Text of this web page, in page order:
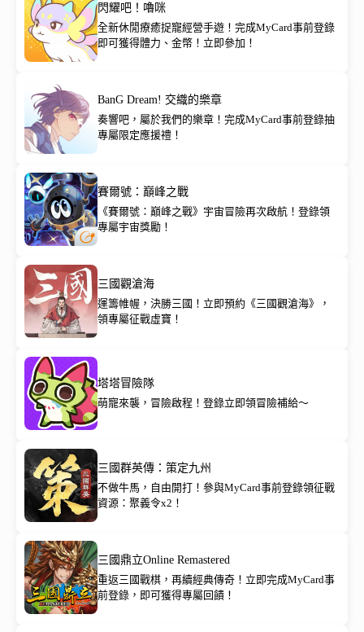
閃耀吧！嚕咪
全新休閒療癒捉寵經營手遊！完成MyCard事前登錄
即可獲得體力、金幣！立即參加！
BanG Dream! 交織的樂章
奏響吧，屬於我們的樂章！完成MyCard事前登錄抽
專屬限定應援禮！
賽爾號：巔峰之戰
《賽爾號：巔峰之戰》宇宙冒險再次啟航！登錄領
專屬宇宙獎勵！
三國觀滄海
運籌帷幄，決勝三國！立即預約《三國觀滄海》，
領專屬征戰虛寶！
塔塔冒險隊
萌寵來襲，冒險啟程！登錄立即領冒險補給～
三國群英傳：策定九州
不做牛馬，自由開打！參與MyCard事前登錄領征戰
資源：聚義令x2！
三國鼎立Online Remastered
重返三國戰棋，再續經典傳奇！立即完成MyCard事
前登錄，即可獲得專屬回饋！